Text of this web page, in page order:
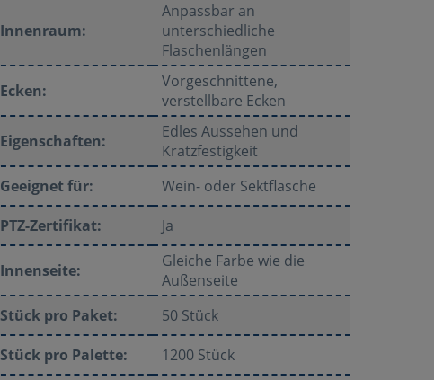
Innenraum:
Anpassbar an
unterschiedliche
Flaschenlängen
Ecken:
Vorgeschnittene,
verstellbare Ecken
Eigenschaften:
Edles Aussehen und
Kratzfestigkeit
Geeignet für:
Wein- oder Sektflasche
PTZ-Zertifikat:
Ja
Innenseite:
Gleiche Farbe wie die
Außenseite
Stück pro Paket:
50 Stück
Stück pro Palette:
1200 Stück